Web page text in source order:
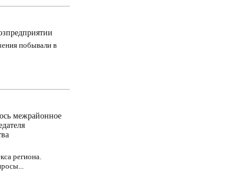
побывали в
межрайонное
региона.